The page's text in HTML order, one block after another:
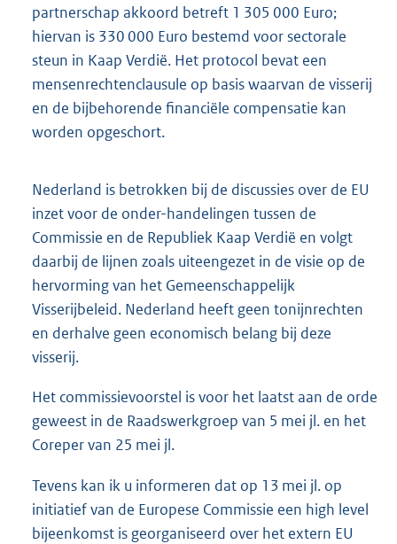
partnerschap akkoord betreft 1 305 000 Euro;
hiervan is 330 000 Euro bestemd voor sectorale
steun in Kaap Verdië. Het protocol bevat een
mensenrechtenclausule op basis waarvan de visserij
en de bijbehorende financiële compensatie kan
worden opgeschort.
Nederland is betrokken bij de discussies over de EU
inzet voor de onder-handelingen tussen de
Commissie en de Republiek Kaap Verdië en volgt
daarbij de lijnen zoals uiteengezet in de visie op de
hervorming van het Gemeenschappelijk
Visserijbeleid. Nederland heeft geen tonijnrechten
en derhalve geen economisch belang bij deze
visserij.
Het commissievoorstel is voor het laatst aan de orde
geweest in de Raadswerkgroep van 5 mei jl. en het
Coreper van 25 mei jl.
Tevens kan ik u informeren dat op 13 mei jl. op
initiatief van de Europese Commissie een high level
bijeenkomst is georganiseerd over het extern EU